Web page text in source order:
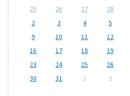
25
26 27 28
2
3 4 5
9
10 11 12
16
17 18 19
23
24 25 26
30
31 1 2